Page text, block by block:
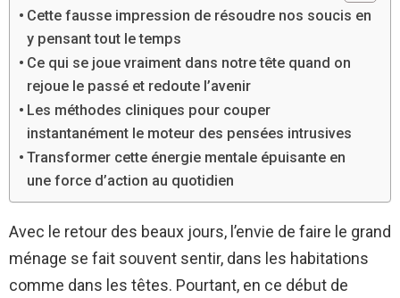
Cette fausse impression de résoudre nos soucis en
y pensant tout le temps
Ce qui se joue vraiment dans notre tête quand on
rejoue le passé et redoute l’avenir
Les méthodes cliniques pour couper
instantanément le moteur des pensées intrusives
Transformer cette énergie mentale épuisante en
une force d’action au quotidien
Avec le retour des beaux jours, l’envie de faire le grand
ménage se fait souvent sentir, dans les habitations
comme dans les têtes. Pourtant, en ce début de